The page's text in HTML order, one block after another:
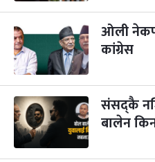
४
कार्तिक ४, २०८३ Oct 21, 2026
५
बिहि
पापा‌ङ्कुशा एकादशी व्रत
कार्तिक ५, २०८३
२२
आइत
कुकुर तिहार
कार्तिक २२, २०८३-Nov 8,
२३ गाई पूजा
ओली
कांग्रेस
संसद्कै
बालेन